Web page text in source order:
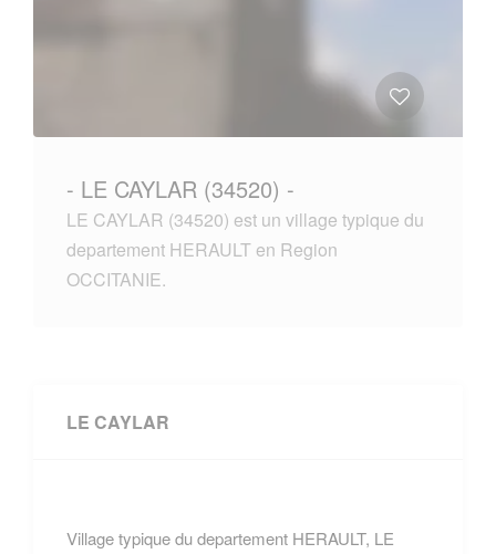
- LE CAYLAR (34520) -
LE CAYLAR (34520) est un village typique du
departement HERAULT en Region
OCCITANIE.
LE CAYLAR
Village typique du departement HERAULT, LE